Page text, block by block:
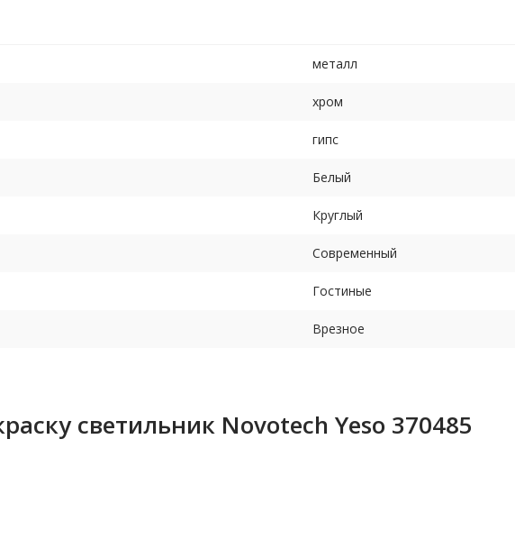
металл
хром
гипс
Белый
Круглый
Современный
Гостиные
Врезное
светильник Novotech Yeso 370485